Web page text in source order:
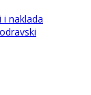
i naklada